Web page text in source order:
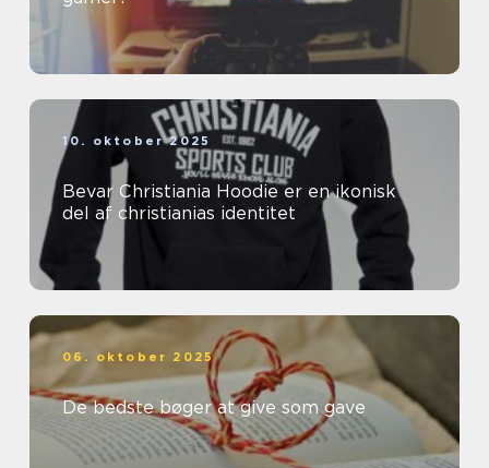
10. oktober 2025
Bevar Christiania Hoodie er en ikonisk
del af christianias identitet
06. oktober 2025
De bedste bøger at give som gave